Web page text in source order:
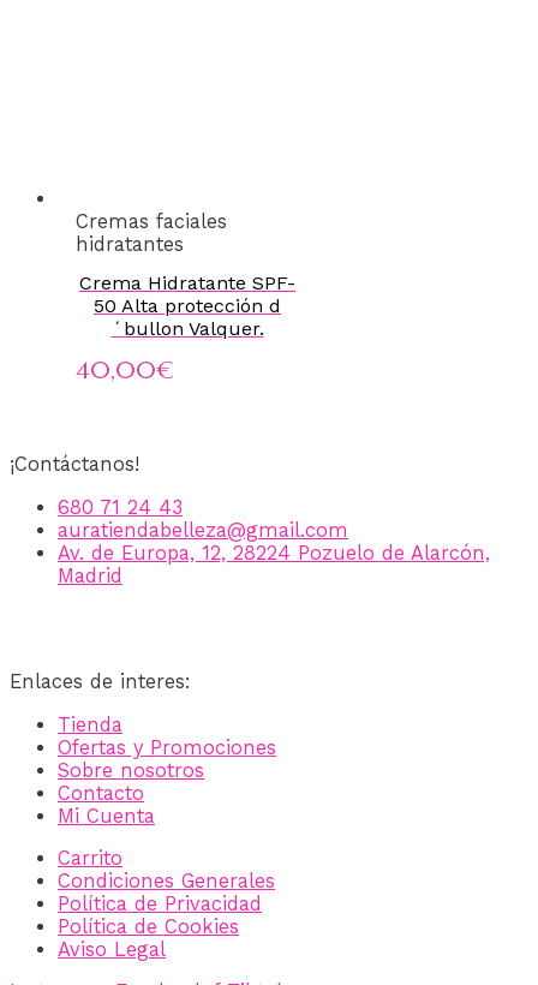
Cremas faciales
hidratantes
Crema Hidratante SPF-
50 Alta protección d
´bullon Valquer.
40,00€
¡Contáctanos!
680 71 24 43
auratiendabelleza@gmail.com
Av. de Europa, 12, 28224 Pozuelo de Alarcón,
Madrid
Enlaces de interes:
Tienda
Ofertas y Promociones
Sobre nosotros
Contacto
Mi Cuenta
Carrito
Condiciones Generales
Política de Privacidad
Política de Cookies
Aviso Legal